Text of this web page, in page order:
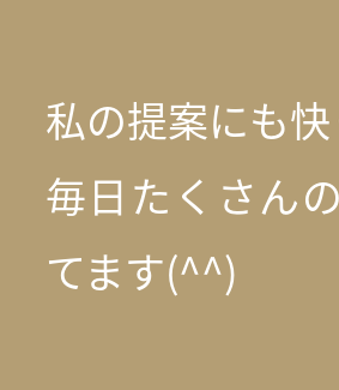
私の提案にも
毎日たくさん
てます(^^)